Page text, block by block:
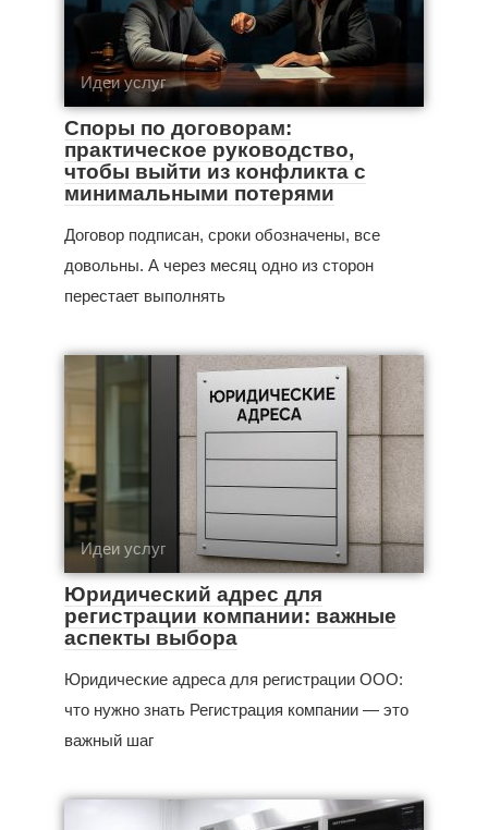
Идеи услуг
Споры по договорам:
практическое руководство,
чтобы выйти из конфликта с
минимальными потерями
Договор подписан, сроки обозначены, все
довольны. А через месяц одно из сторон
перестает выполнять
Идеи услуг
Юридический адрес для
регистрации компании: важные
аспекты выбора
Юридические адреса для регистрации ООО:
что нужно знать Регистрация компании — это
важный шаг